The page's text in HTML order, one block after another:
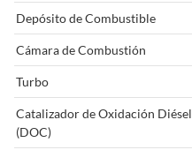
Depósito de Combustible
Cámara de Combustión
Turbo
Catalizador de Oxidación Diésel
(DOC)